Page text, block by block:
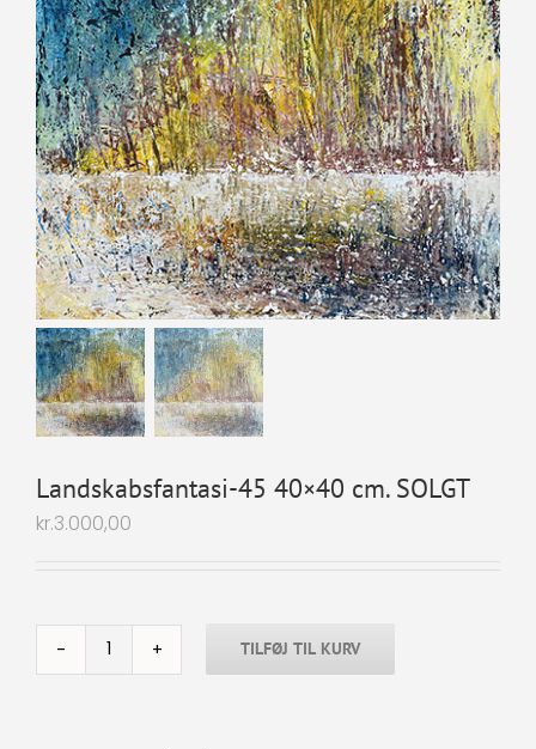
Landskabsfantasi-45 40×40 cm. SOLGT
kr.3.000,00
Landskabsfantasi-TILFØJ TIL KURV